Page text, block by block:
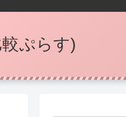
ぷらす)